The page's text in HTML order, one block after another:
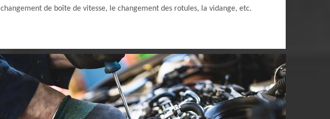
changement de boîte de vitesse, le changement des rotules, la vidange, etc.